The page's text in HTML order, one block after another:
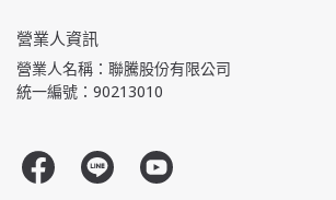
營業人資訊
營業人名稱：聯騰股份有限公司
統一編號：90213010